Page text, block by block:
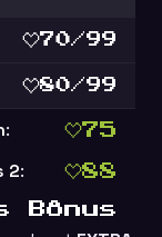
70/99
80/99
: 75
2: 88
Bônus